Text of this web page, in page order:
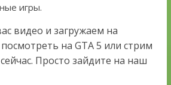
игры.
видео и загружаем на
на GTA 5 или стрим
Просто зайдите на наш